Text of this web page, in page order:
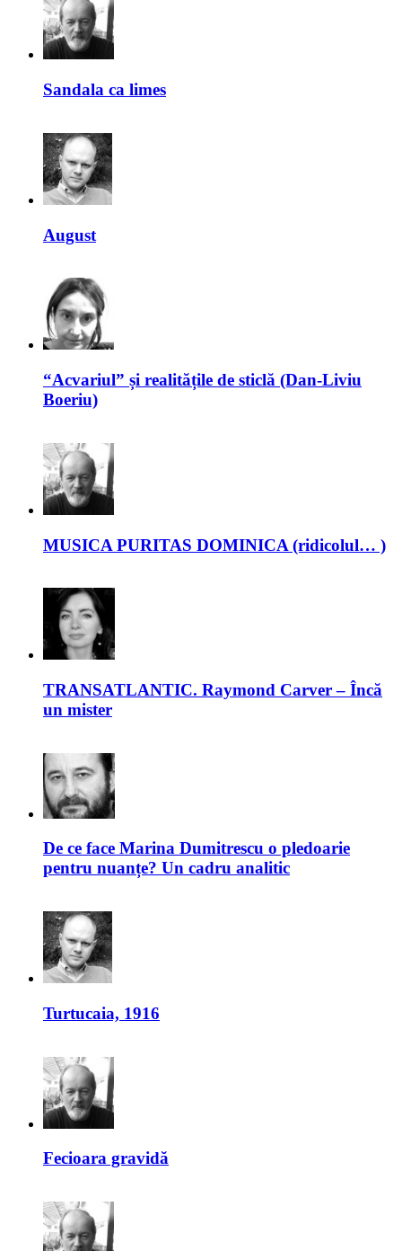
Sandala ca limes
August
“Acvariul” și realitățile de sticlă (Dan-Liviu
Boeriu)
MUSICA PURITAS DOMINICA (ridicolul… )
TRANSATLANTIC. Raymond Carver – Încă
un mister
De ce face Marina Dumitrescu o pledoarie
pentru nuanțe? Un cadru analitic
Turtucaia, 1916
Fecioara gravidă